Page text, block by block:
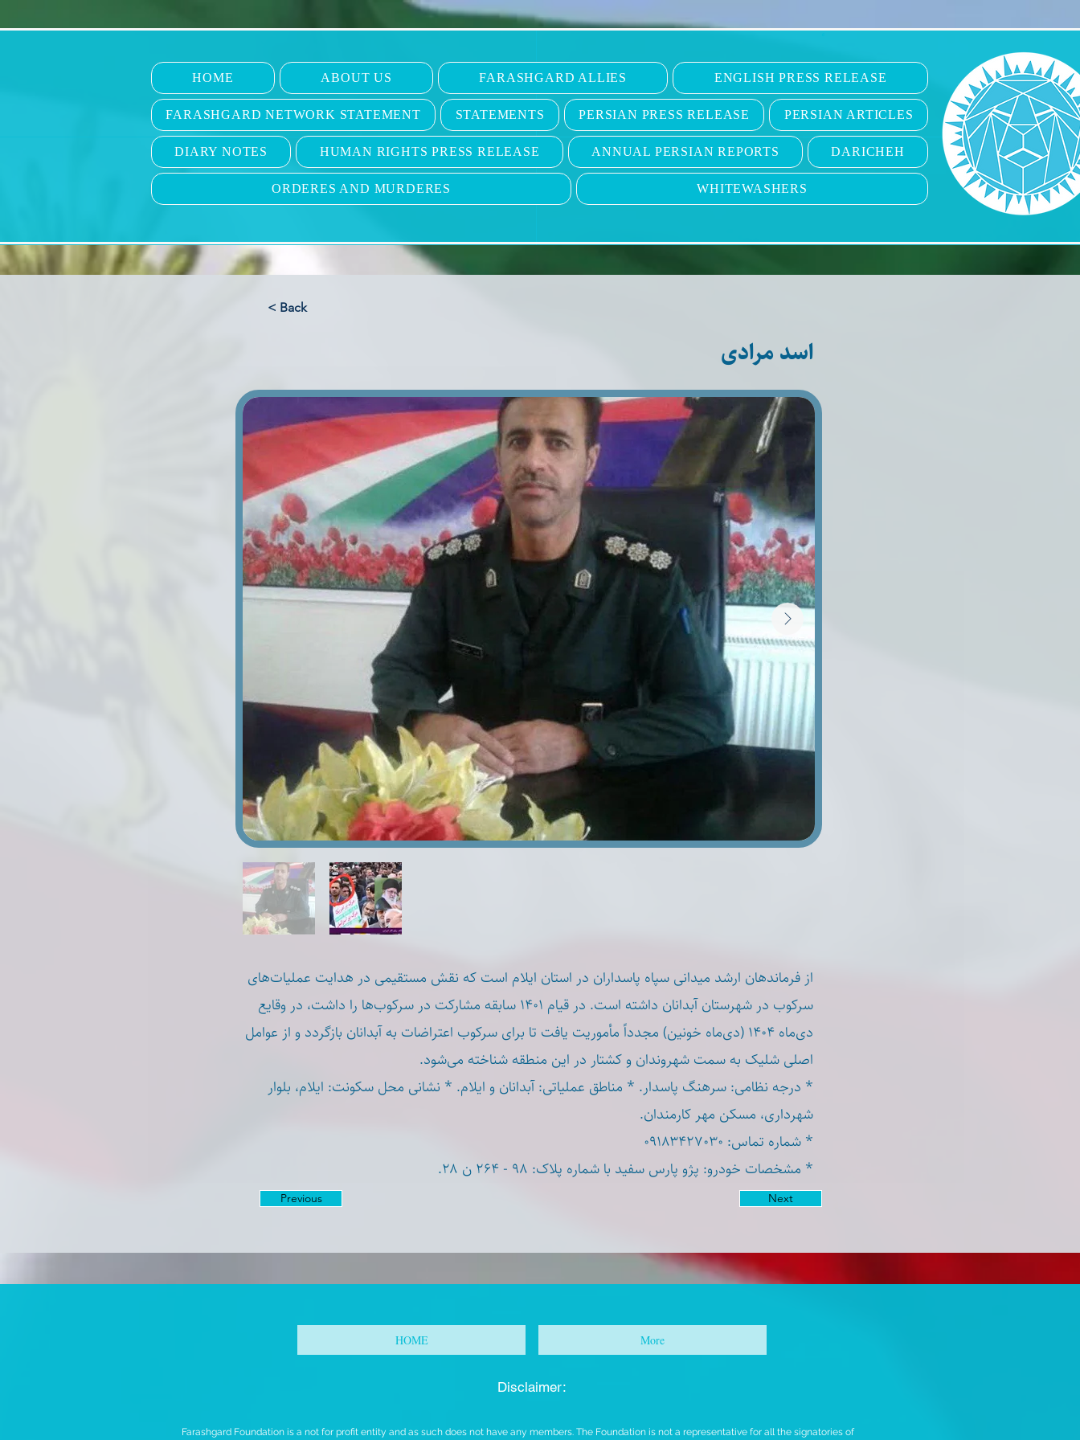
HOME ABOUT US FARASHGARD ALLIES ENGLISH PRESS RELEASE
FARASHGARD NETWORK STATEMENT STATEMENTS PERSIAN PRESS RELEASE PERSIAN ARTICLES
DIARY NOTES HUMAN RIGHTS PRESS RELEASE ANNUAL PERSIAN REPORTS DARICHEH
ORDERES AND MURDERES WHITEWASHERS
< Back
اسد مرادی
از فرماندهان ارشد میدانی سپاه پاسداران در استان ایلام است که نقش مستقیمی در هدایت عملیات‌های
سرکوب در شهرستان آبدانان داشته است. در قیام ۱۴۰۱ سابقه مشارکت در سرکوب‌ها را داشت، در وقایع
دی‌ماه ۱۴۰۴ (دی‌ماه خونین) مجدداً مأموریت یافت تا برای سرکوب اعتراضات به آبدانان بازگردد و از عوامل
اصلی شلیک به سمت شهروندان و کشتار در این منطقه شناخته می‌شود.
* درجه نظامی: سرهنگ پاسدار. * مناطق عملیاتی: آبدانان و ایلام. * نشانی محل سکونت: ایلام، بلوار
شهرداری، مسکن مهر کارمندان.
* شماره تماس: ۰۹۱۸۳۴۲۷۰۳۰
* مشخصات خودرو: پژو پارس سفید با شماره پلاک: ۹۸ - ۲۶۴ ن ۲۸.
Previous Next
HOME More
Disclaimer:
Farashgard Foundation is a not for profit entity and as such does not have any members. The Foundation is not a representative for all the signatories of